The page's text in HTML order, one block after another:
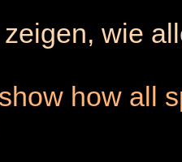
zeigen, wie
how all